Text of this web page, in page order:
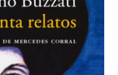
DE LIBROS